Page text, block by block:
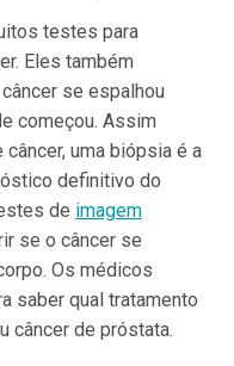
testes para
Eles também
se espalhou
começou. Assim
uma biópsia é a
definitivo do
de imagem
se o câncer se
Os médicos
saber qual tratamento
câncer de próstata.